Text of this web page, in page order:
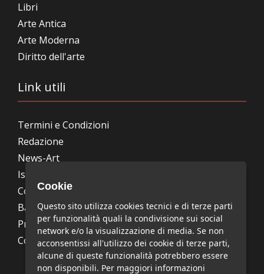
Libri
Arte Antica
Arte Moderna
Diritto dell'arte
Link utili
Termini e Condizioni
Redazione
News-Art
Iscrizione alla newsletter
Collabora con noi
Bandi, concorsi, premi
Privacy Policy
Cookie Policy
Cookie
Questo sito utilizza cookies tecnici e di terze parti
per funzionalità quali la condivisione sui social
network e/o la visualizzazione di media. Se non
acconsentissi all'utilizzo dei cookie di terze parti,
alcune di queste funzionalità potrebbero essere
non disponibili. Per maggiori informazioni